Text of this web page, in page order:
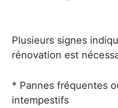
Plusieurs signes
rénovation est
* Pannes fréquentes
intempestifs